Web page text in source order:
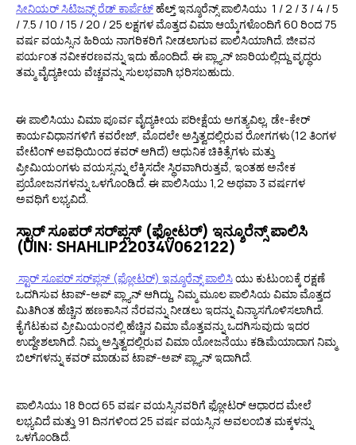
ಸೀನಿಯರ್ ಸಿಟಿಜನ್ಸ್ ರೆಡ್ ಕಾರ್ಪೆಟ್ಹೆಲ್ತ್ ಇನ್ಶೂರೆನ್ಸ್ ಪಾಲಿಸಿಯು ₹ 1 / 2 / 3 / 4 / 5
/ 7.5 / 10 / 15 / 20 / 25 ಲಕ್ಷಗಳ ಮೊತ್ತದ ವಿಮಾ ಆಯ್ಕೆಗಳೊಂದಿಗೆ 60 ರಿಂದ 75
ವರ್ಷ ವಯಸ್ಸಿನ ಹಿರಿಯ ನಾಗರಿಕರಿಗೆ ನೀಡಲಾಗುವ ಪಾಲಿಸಿಯಾಗಿದೆ. ಜೀವನ
ಪರ್ಯಂತ ನವೀಕರಣವನ್ನು ಇದು ಹೊಂದಿದೆ. ಈ ಪ್ಲ್ಯಾನ್ ಜಾರಿಯಲ್ಲಿದ್ದು ವೃದ್ಧರು
ತಮ್ಮ ವೈದ್ಯಕೀಯ ವೆಚ್ಚವನ್ನು ಸುಲಭವಾಗಿ ಭರಿಸಬಹುದು.
ಈ ಪಾಲಿಸಿಯು ವಿಮಾ ಪೂರ್ವ ವೈದ್ಯಕೀಯ ಪರೀಕ್ಷೆಯ ಅಗತ್ಯವಿಲ್ಲ, ಡೇ-ಕೇರ್
ಕಾರ್ಯವಿಧಾನಗಳಿಗೆ ಕವರೇಜ್, ಮೊದಲೇ ಅಸ್ತಿತ್ವದಲ್ಲಿರುವ ರೋಗಗಳು(12 ತಿಂಗಳ
ವೇಟಿಂಗ್ ಅವಧಿಯಿಂದ ಕವರ್ ಆಗಿದೆ) ಆಧುನಿಕ ಚಿಕಿತ್ಸೆಗಳು ಮತ್ತು
ಪ್ರೀಮಿಯಂಗಳು ವಯಸ್ಸನ್ನು ಲೆಕ್ಕಿಸದೇ ಸ್ಥಿರವಾಗಿರುತ್ತವೆ, ಇಂತಹ ಅನೇಕ
ಪ್ರಯೋಜನಗಳನ್ನು ಒಳಗೊಂಡಿದೆ. ಈ ಪಾಲಿಸಿಯು 1,2 ಅಥವಾ 3 ವರ್ಷಗಳ
ಅವಧಿಗೆ ಲಭ್ಯವಿದೆ.
ಸ್ಟಾರ್ ಸೂಪರ್ ಸರ್‌ಪ್ಲಸ್ (ಫ್ಲೋಟರ್) ಇನ್ಶೂರೆನ್ಸ್ ಪಾಲಿಸಿ
(UIN: SHAHLIP22034V062122)
ಸ್ಟಾರ್ ಸೂಪರ್ ಸರ್‌ಪ್ಲಸ್ (ಫ್ಲೋಟರ್) ಇನ್ಶೂರೆನ್ಸ್ ಪಾಲಿಸಿಯು ಕುಟುಂಬಕ್ಕೆ ರಕ್ಷಣೆ
ಒದಗಿಸುವ ಟಾಪ್-ಅಪ್ ಪ್ಲ್ಯಾನ್ ಆಗಿದ್ದು, ನಿಮ್ಮ ಮೂಲ ಪಾಲಿಸಿಯ ವಿಮಾ ಮೊತ್ತದ
ಮಿತಿಗಿಂತ ಹೆಚ್ಚಿನ ಹಣಕಾಸಿನ ನೆರವನ್ನು ನೀಡಲು ಇದನ್ನು ವಿನ್ಯಾಸಗೊಳಿಸಲಾಗಿದೆ.
ಕೈಗೆಟಕುವ ಪ್ರೀಮಿಯಂನಲ್ಲಿ ಹೆಚ್ಚಿನ ವಿಮಾ ಮೊತ್ತವನ್ನು ಒದಗಿಸುವುದು ಇದರ
ಉದ್ದೇಶಲಾಗಿದೆ. ನಿಮ್ಮ ಅಸ್ತಿತ್ವದಲ್ಲಿರುವ ವಿಮಾ ಯೋಜನೆಯು ಕಡಿಮೆಯಾದಾಗ ನಿಮ್ಮ
ಬಿಲ್‌ಗಳನ್ನು ಕವರ್ ಮಾಡುವ ಟಾಪ್-ಅಪ್ ಪ್ಲ್ಯಾನ್ ಇದಾಗಿದೆ.
ಪಾಲಿಸಿಯು 18 ರಿಂದ 65 ವರ್ಷ ವಯಸ್ಸಿನವರಿಗೆ ಫ್ಲೋಟರ್ ಆಧಾರದ ಮೇಲೆ
ಲಭ್ಯವಿದೆ ಮತ್ತು 91 ದಿನಗಳಿಂದ 25 ವರ್ಷ ವಯಸ್ಸಿನ ಅವಲಂಬಿತ ಮಕ್ಕಳನ್ನು
ಒಳಗೊಂಡಿದೆ.